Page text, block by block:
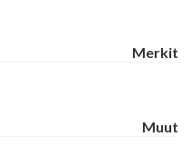
Merkit
Muut